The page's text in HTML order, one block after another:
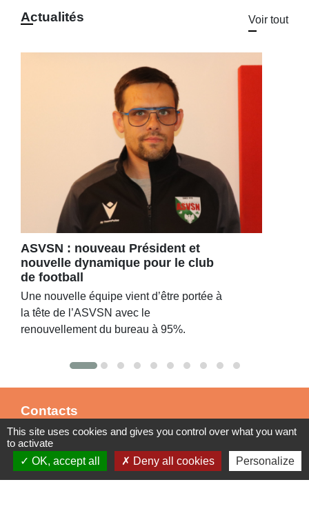
Actualités Voir tout
ASVSN : nouveau Président et
nouvelle dynamique pour le club
de football
Une nouvelle équipe vient d’être portée à
la tête de l’ASVSN avec le
renouvellement du bureau à 95%.
Contacts
Commune de St Nicolas de Port
4bis place de la République
54210 Saint-Nicolas-de-Port - FRANCE
This site uses cookies and gives you control over what you want
to activate
OK, accept all
Deny all cookies Personalize